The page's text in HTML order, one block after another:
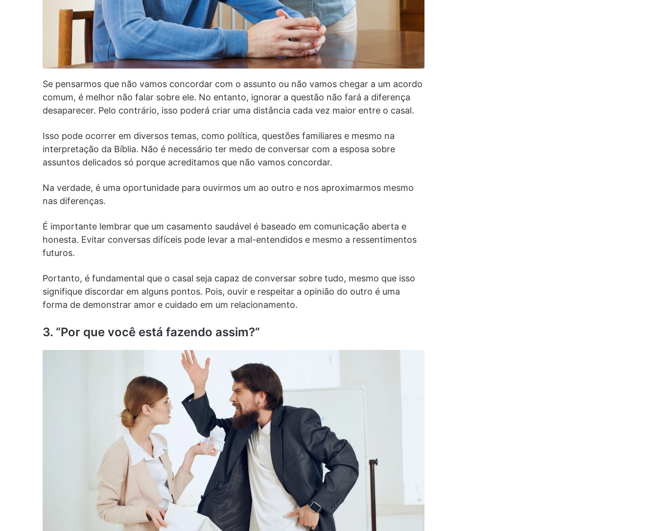
Se pensarmos que não vamos concordar com o assunto ou não vamos chegar a um acordo
comum, é melhor não falar sobre ele. No entanto, ignorar a questão não fará a diferença
desaparecer. Pelo contrário, isso poderá criar uma distância cada vez maior entre o casal.
Isso pode ocorrer em diversos temas, como política, questões familiares e mesmo na
interpretação da Bíblia. Não é necessário ter medo de conversar com a esposa sobre
assuntos delicados só porque acreditamos que não vamos concordar.
Na verdade, é uma oportunidade para ouvirmos um ao outro e nos aproximarmos mesmo
nas diferenças.
É importante lembrar que um casamento saudável é baseado em comunicação aberta e
honesta. Evitar conversas difíceis pode levar a mal-entendidos e mesmo a ressentimentos
futuros.
Portanto, é fundamental que o casal seja capaz de conversar sobre tudo, mesmo que isso
signifique discordar em alguns pontos. Pois, ouvir e respeitar a opinião do outro é uma
forma de demonstrar amor e cuidado em um relacionamento.
3. “Por que você está fazendo assim?”